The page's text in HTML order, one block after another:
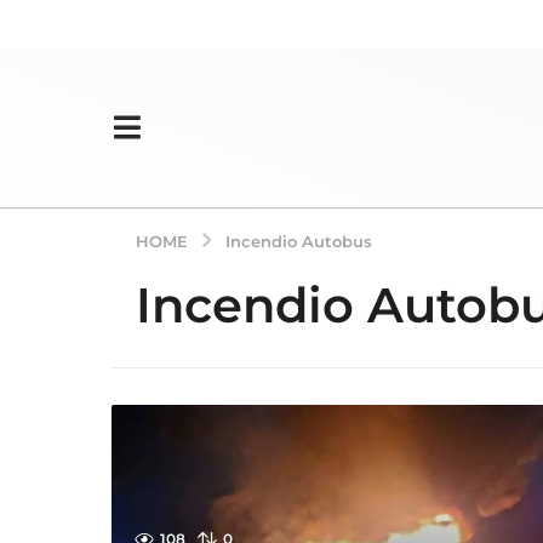
HOME Incendio Autobus
Incendio
108 0